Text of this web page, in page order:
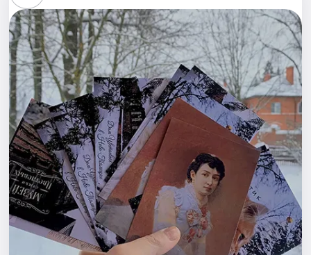
Стендап
Выставки
Спорт
События
Города
Площадки
Артисты
Рейтинги